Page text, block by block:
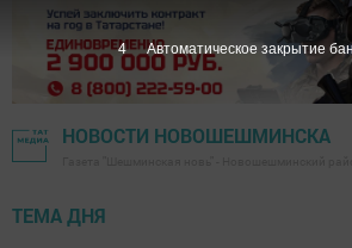
НОВОСТИ НОВОШЕШМИНСКА
ТЕМА ДНЯ
3 Автоматическое закрытие